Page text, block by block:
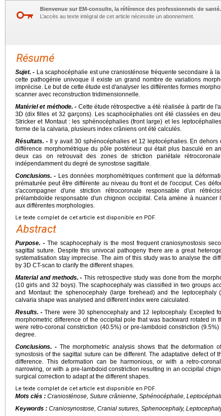
Bienvenue sur EM-consulte, la référence des professionnels de santé.
L’accès au texte intégral de cet article nécessite un abonnement.
Résumé
Sujet. - La scaphocéphalie est une craniosténose fréquente secondaire à
cette pathogénie univoque il existe un grand nombre de variations
imprécise. Le but de cette étude est d'analyser les différentes formes
scanner avec reconstruction tridimensionnelle.
Matériel et méthode. - Cette étude rétrospective a été réalisée à partir de
3D (dix filles et 32 garçons). Les scaphocéphalies ont été classées en
Stricker et Montaut : les sphénocéphalies (front large) et les
forme de la calvaria, plusieurs index crâniens ont été calculés.
Résultats. -Il y avait 30 sphénocéphalies et 12 leptocéphalies. En
différence morphométrique du pôle postérieur qui était plus basculé en
deux cas on retrouvait des zones de striction pariétale
indépendamment du degré de synostose sagittale.
Conclusions. - Les données morphométriques confirment que la
prématurée peut être différente au niveau du front et de l'occiput. Ces
s'accompagner d'une striction rétrocoronale responsable d'un
prélambdoïde responsable d'un chignon occipital. Cela amène à
aux différentes morphologies.
Le texte complet de cet article est disponible en PDF.
Abstract
Purpose. -The scaphocephaly is the most frequent craniosynostosis
sagittal suture. Despite this univocal pathogeny there are a great
systematisation stay imprecise. The aim of this study was to analyse the
by 3D CT-scan to clarify the different shapes.
Material and methods. - This retrospective study was done from the
(10 girls and 32 boys). The scaphocephaly was classified in two groups
and Montaut: the sphenocephaly (large forehead) and the leptocephaly
calvaria shape was analysed and different index were calculated.
Results. - There were 30 sphenocephaly and 12 leptocephaly. Excepted
morphometric difference of the occipital pole that was backward rotated in
were retro-coronal constriction (40.5%) or pre-lambdoid constriction
degree.
Conclusions. -The morphometric analysis shows that the deformation
synostosis of the sagittal suture can be different. The adaptative defect of
difference. This deformation can be harmonious, or with a retro-
narrowing, or with a pre-lambdoid constriction resulting in an occipital
surgical correction to adapt at the different shapes.
Le texte complet de cet article est disponible en PDF.
Mots clés : Craniosténose, Suture crânienne, Sphénocéphalie,
Keywords : Craniosynostose, Cranial sutures, Sphenocephaly,